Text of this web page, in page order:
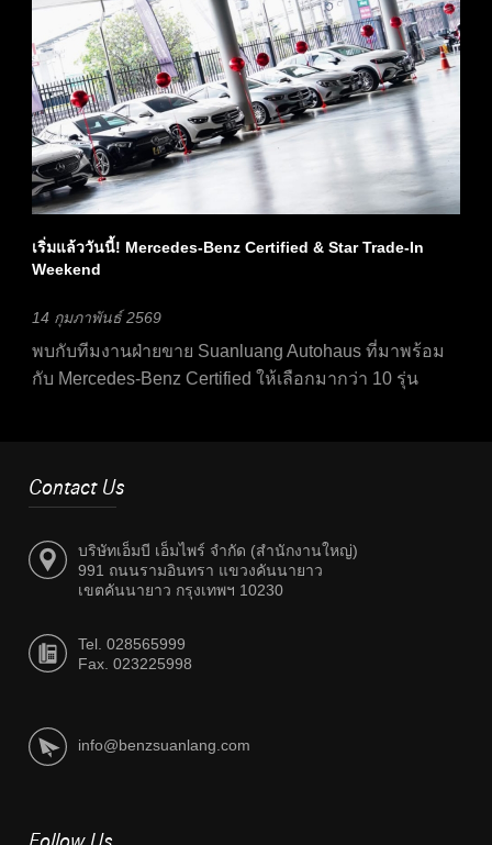
เริ่มแล้ววันนี้! Mercedes-Benz Certified & Star Trade-In
Weekend
14 กุมภาพันธ์ 2569
พบกับทีมงานฝ่ายขาย Suanluang Autohaus ที่มาพร้อม
กับ Mercedes-Benz Certified ให้เลือกมากว่า 10 รุ่น
Contact Us
บริษัทเอ็มบี เอ็มไพร์ จำกัด (สำนักงานใหญ่)
991 ถนนรามอินทรา แขวงคันนายาว
เขตคันนายาว กรุงเทพฯ 10230
Tel. 028565999
Fax. 023225998
info@benzsuanlang.com